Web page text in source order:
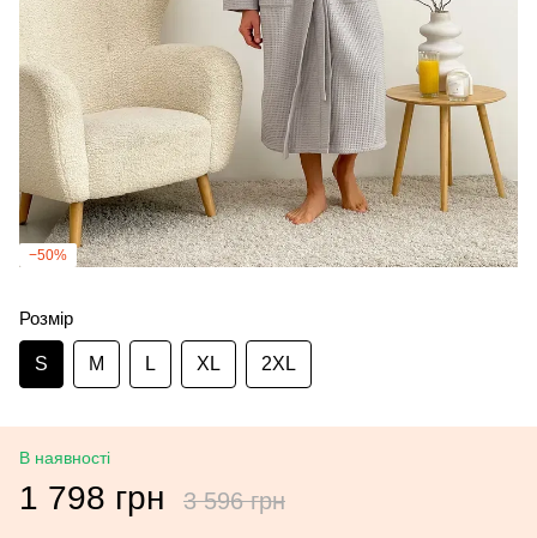
−50%
Розмір
S M L XL 2XL
В наявності
1 798 грн 3 596 грн